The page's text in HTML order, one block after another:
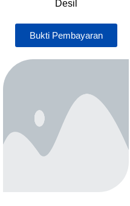
Desil
Bukti Pembayaran